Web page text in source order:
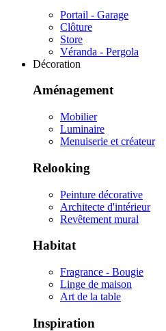
Portail - Garage
Clôture
Store
Véranda - Pergola
Décoration
Aménagement
Mobilier
Luminaire
Menuiserie et créateur
Relooking
Peinture décorative
Architecte d'intérieur
Revêtement mural
Habitat
Fragrance - Bougie
Linge de maison
Art de la table
Inspiration